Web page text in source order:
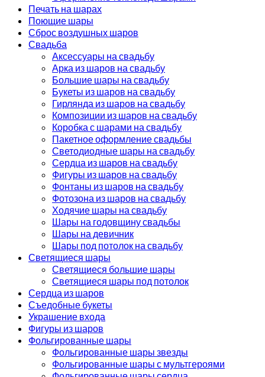
Печать на шарах
Поющие шары
Сброс воздушных шаров
Свадьба
Аксессуары на свадьбу
Арка из шаров на свадьбу
Большие шары на свадьбу
Букеты из шаров на свадьбу
Гирлянда из шаров на свадьбу
Композиции из шаров на свадьбу
Коробка с шарами на свадьбу
Пакетное оформление свадьбы
Светодиодные шары на свадьбу
Сердца из шаров на свадьбу
Фигуры из шаров на свадьбу
Фонтаны из шаров на свадьбу
Фотозона из шаров на свадьбу
Ходячие шары на свадьбу
Шары на годовщину свадьбы
Шары на девичник
Шары под потолок на свадьбу
Светящиеся шары
Светящиеся большие шары
Светящиеся шары под потолок
Сердца из шаров
Съедобные букеты
Украшение входа
Фигуры из шаров
Фольгированные шары
Фольгированные шары звезды
Фольгированные шары с мультгероями